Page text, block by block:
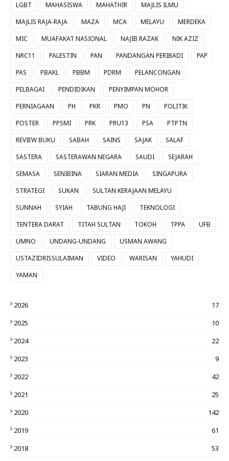
LGBT
MAHASISWA MAHATHIR
MAJLIS ILMU
MAJLIS RAJA-RAJA
MAZA MCA MELAYU
MERDEKA
MIC
MUAFAKAT NASIONAL NAJIB RAZAK
NIK AZIZ
NRC11
PALESTIN PAN PANDANGAN PERIBADI
PAP
PAS
PBAKL PBBM PDRM
PELANCONGAN
PELBAGAI
PENDIDIKAN
PENYIMPAN MOHOR
PERNIAGAAN
PH PKR PMO PN
POLITIK
POSTER
PPSMI PRK PRU13 PSA
PTPTN
REVIEW BUKU
SABAH SAINS SAJAK
SALAF
SASTERA
SASTERAWAN NEGARA SAUDI
SEJARAH
SEMASA
SENIBINA SIARAN MEDIA
SINGAPURA
STRATEGI
SUKAN
SULTAN KERAJAAN MELAYU
SUNNAH
SYIAH TABUNG HAJI
TEKNOLOGI
TENTERA DARAT
TITAH SULTAN TOKOH TPPA
UFB
UMNO
UNDANG-UNDANG
USMAN AWANG
USTAZIDRISSULAIMAN
VIDEO WARISAN
YAHUDI
YAMAN
2026
17
2025
10
2024
22
2023
9
2022
42
2021
25
2020
142
2019
61
2018
53